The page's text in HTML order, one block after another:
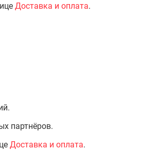
Доставка и оплата.
партнёров.
Доставка и оплата.